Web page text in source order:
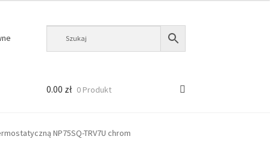
0.00 zł 0 Produkt
NP75SQ-TRV7U chrom